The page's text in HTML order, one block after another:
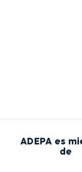
ADEPA es
de